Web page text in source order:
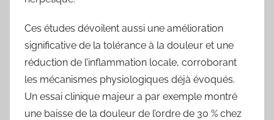
Ces études dévoilent aussi une amélioration
significative de la tolérance à la douleur et une
réduction de l’inflammation locale, corroborant
les mécanismes physiologiques déjà évoqués.
Un essai clinique majeur a par exemple montré
une baisse de la douleur de l’ordre de 30 % chez